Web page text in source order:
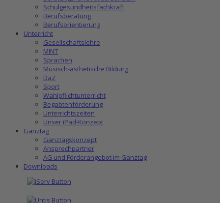
Schulgesundheitsfachkraft
Berufsberatung
Berufsorientierung
Unterricht
Gesellschaftslehre
MINT
Sprachen
Musisch-ästhetische Bildung
DaZ
Sport
Wahlpflichtunterricht
Begabtenförderung
Unterrichtszeiten
Unser iPad-Konzept
Ganztag
Ganztagskonzept
Ansprechpartner
AG und Förderangebot im Ganztag
Downloads